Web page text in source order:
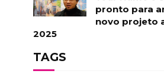
pronto para
novo projeto
2025
TAGS